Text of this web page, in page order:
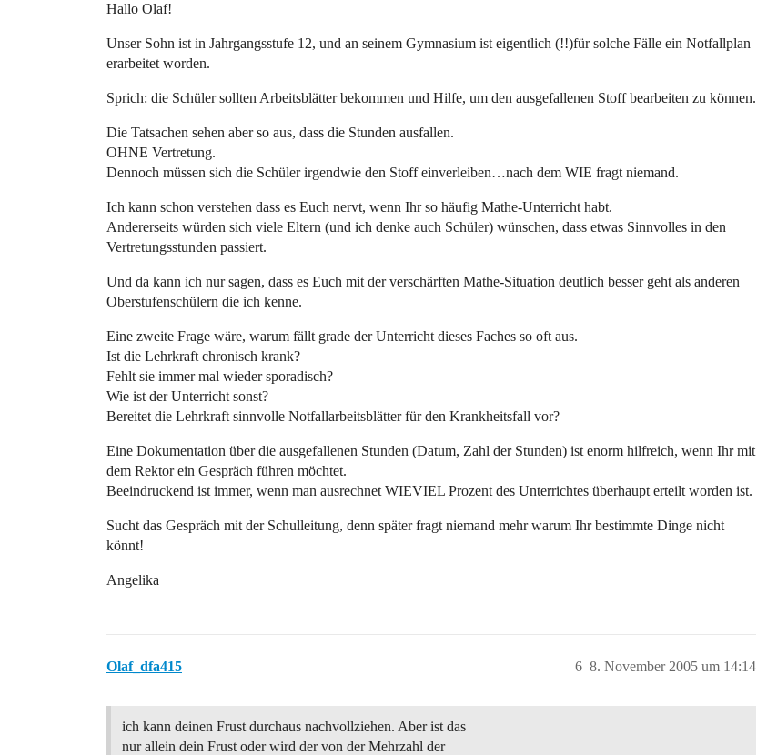
Hallo Olaf!
Unser Sohn ist in Jahrgangsstufe 12, und an seinem Gymnasium ist eigentlich (!!)für solche Fälle ein Notfallplan
erarbeitet worden.
Sprich: die Schüler sollten Arbeitsblätter bekommen und Hilfe, um den ausgefallenen Stoff bearbeiten zu können.
Die Tatsachen sehen aber so aus, dass die Stunden ausfallen.
OHNE Vertretung.
Dennoch müssen sich die Schüler irgendwie den Stoff einverleiben…nach dem WIE fragt niemand.
Ich kann schon verstehen dass es Euch nervt, wenn Ihr so häufig Mathe-Unterricht habt.
Andererseits würden sich viele Eltern (und ich denke auch Schüler) wünschen, dass etwas Sinnvolles in den
Vertretungsstunden passiert.
Und da kann ich nur sagen, dass es Euch mit der verschärften Mathe-Situation deutlich besser geht als anderen
Oberstufenschülern die ich kenne.
Eine zweite Frage wäre, warum fällt grade der Unterricht dieses Faches so oft aus.
Ist die Lehrkraft chronisch krank?
Fehlt sie immer mal wieder sporadisch?
Wie ist der Unterricht sonst?
Bereitet die Lehrkraft sinnvolle Notfallarbeitsblätter für den Krankheitsfall vor?
Eine Dokumentation über die ausgefallenen Stunden (Datum, Zahl der Stunden) ist enorm hilfreich, wenn Ihr mit
dem Rektor ein Gespräch führen möchtet.
Beeindruckend ist immer, wenn man ausrechnet WIEVIEL Prozent des Unterrichtes überhaupt erteilt worden ist.
Sucht das Gespräch mit der Schulleitung, denn später fragt niemand mehr warum Ihr bestimmte Dinge nicht
könnt!
Angelika
Olaf_dfa415 8. November 2005 um 14:14
6
ich kann deinen Frust durchaus nachvollziehen. Aber ist das
nur allein dein Frust oder wird der von der Mehrzahl der